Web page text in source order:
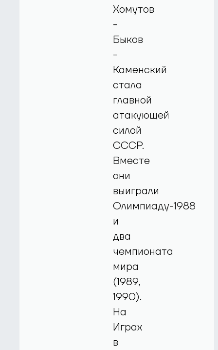
Хомутов
-
Быков
-
Каменский
стала
главной
атакующей
силой
СССР.
Вместе
они
выиграли
Олимпиаду-1988
и
два
чемпионата
мира
(1989,
1990).
На
Играх
в